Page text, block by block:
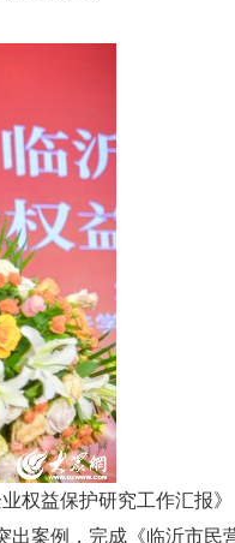
权益保护研究工作汇报
出案例，完成《临沂市民